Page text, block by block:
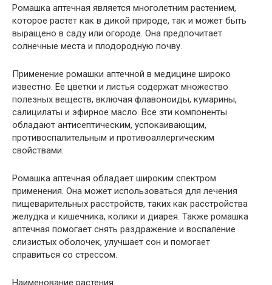
Ромашка аптечная является многолетним растением,
которое растет как в дикой природе, так и может быть
выращено в саду или огороде. Она предпочитает
солнечные места и плодородную почву.
Применение ромашки аптечной в медицине широко
известно. Ее цветки и листья содержат множество
полезных веществ, включая флавоноиды, кумарины,
салицилаты и эфирное масло. Все эти компоненты
обладают антисептическим, успокаивающим,
противоспалительным и противоаллергическим
свойствами.
Ромашка аптечная обладает широким спектром
применения. Она может использоваться для лечения
пищеварительных расстройств, таких как расстройства
желудка и кишечника, колики и диарея. Также ромашка
аптечная помогает снять раздражение и воспаление
слизистых оболочек, улучшает сон и помогает
справиться со стрессом.
Наименование растения